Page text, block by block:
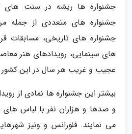
جشنواره ها ریشه در سنت های
جشنواره های متعددی از جمله
جشنواره های تاریخی، مسابقات
های سینمایی، رویدادهای هنر
عجیب و غریب هر سال در این کشور
بیشتر این جشنواره ها نمادی از
و صدها و هزاران نفر با لباس
می نمایند. فلورانس و ونیز